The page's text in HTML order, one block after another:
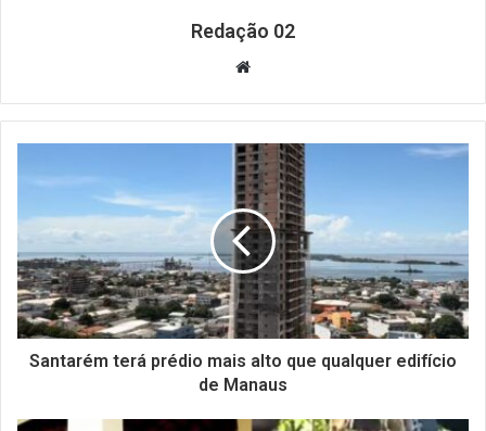
Redação 02
Website
Santarém terá prédio mais alto que qualquer edifício
de Manaus